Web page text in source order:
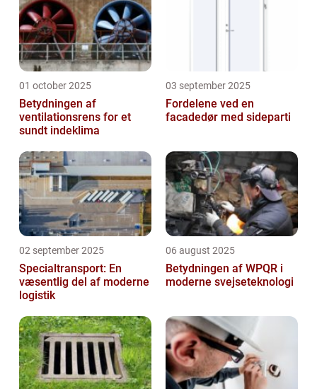
01 october 2025
Betydningen af
ventilationsrens for et
sundt indeklima
03 september 2025
Fordelene ved en
facadedør med sideparti
02 september 2025
Specialtransport: En
væsentlig del af moderne
logistik
06 august 2025
Betydningen af WPQR i
moderne svejseteknologi